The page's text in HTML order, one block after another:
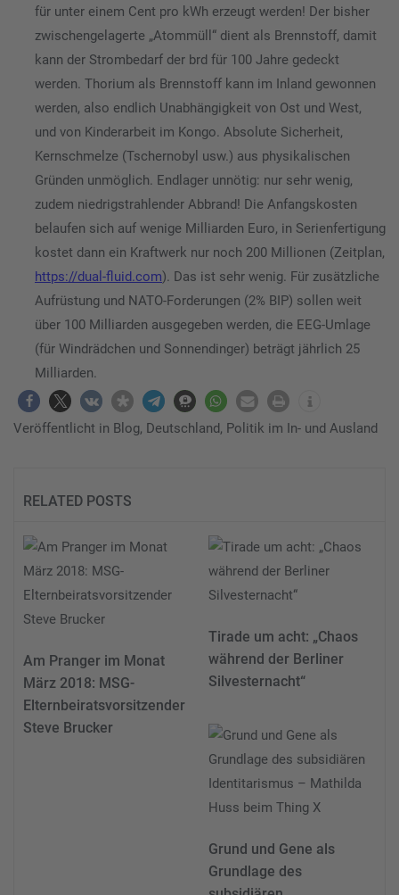
für unter einem Cent pro kWh erzeugt werden! Der bisher
zwischengelagerte „Atommüll“ dient als Brennstoff, damit
kann der Strombedarf der brd für 100 Jahre gedeckt
werden. Thorium als Brennstoff kann im Inland gewonnen
werden, also endlich Unabhängigkeit von Ost und West,
und von Kinderarbeit im Kongo. Absolute Sicherheit,
Kernschmelze (Tschernobyl usw.) aus physikalischen
Gründen unmöglich. Endlager unnötig: nur sehr wenig,
zudem niedrigstrahlender Abbrand! Die Anfangskosten
belaufen sich auf wenige Milliarden Euro, in Serienfertigung
kostet dann ein Kraftwerk nur noch 200 Millionen (Zeitplan,
https://dual-fluid.com). Das ist sehr wenig. Für zusätzliche
Aufrüstung und NATO-Forderungen (2% BIP) sollen weit
über 100 Milliarden ausgegeben werden, die EEG-Umlage
(für Windrädchen und Sonnendinger) beträgt jährlich 25
Milliarden.
Veröffentlicht in Blog, Deutschland, Politik im In- und Ausland
RELATED POSTS
Am Pranger im Monat
März 2018: MSG-
Elternbeiratsvorsitzender
Steve Brucker
Tirade um acht: „Chaos
während der Berliner
Silvesternacht“
Grund und Gene als
Grundlage des